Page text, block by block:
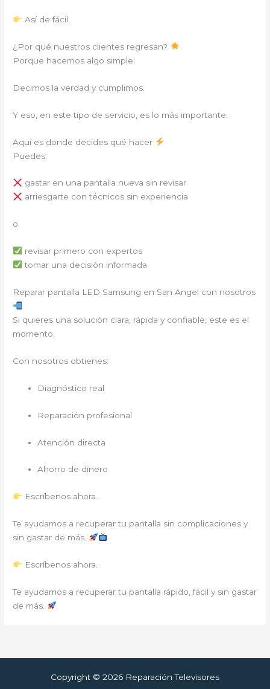
Así de fácil.
¿Por qué nuestros clientes regresan?
Porque hacemos algo simple:
Decimos la verdad y cumplimos.
Y eso, en este tipo de servicio, es lo más importante.
Aquí es donde decides qué hacer
Puedes:
gastar en una pantalla nueva sin revisar
arriesgarte con técnicos sin experiencia
o
revisar primero con expertos
tomar una decisión informada
Reparar pantalla LED Samsung en San Angel con nosotros
Si quieres una solución clara, rápida y confiable, este es el
momento.
Con nosotros obtienes:
Diagnóstico real
Reparación profesional
Atención directa
Ahorro de dinero
Escríbenos ahora.
Te ayudamos a recuperar tu pantalla sin complicaciones y
sin gastar de más.
Escríbenos ahora.
Te ayudamos a recuperar tu pantalla rápido, fácil y sin gastar
de más.
Copyright © 2026 Reparación Televisores